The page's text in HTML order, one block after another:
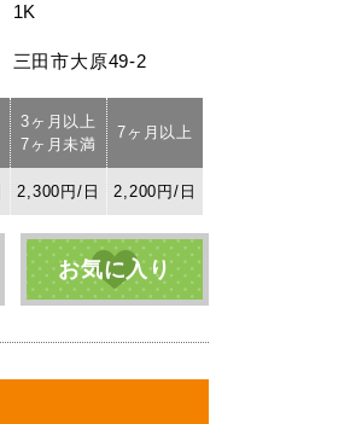
1K
三田市大原49-2
3ヶ月以上
7ヶ月未満
7ヶ月以上
2,300円/日 2,200円/日
お気に入り